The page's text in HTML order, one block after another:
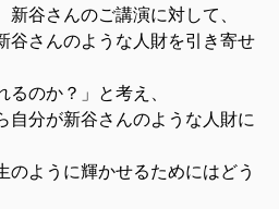
谷さんのご講演に対して、
谷さんのような人財を引き寄せ
のか？」と考え、
自分が新谷さんのような人財に
のように輝かせるためにはどう